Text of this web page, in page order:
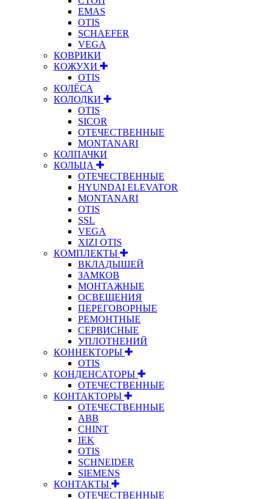
EMAS
OTIS
SCHAEFER
VEGA
КОВРИКИ
КОЖУХИ
OTIS
КОЛЁСА
КОЛОДКИ
OTIS
SICOR
ОТЕЧЕСТВЕННЫЕ
MONTANARI
КОЛПАЧКИ
КОЛЬЦА
ОТЕЧЕСТВЕННЫЕ
HYUNDAI ELEVATOR
MONTANARI
OTIS
SSL
VEGA
XIZI OTIS
КОМПЛЕКТЫ
ВКЛАДЫШЕЙ
ЗАМКОВ
МОНТАЖНЫЕ
ОСВЕЩЕНИЯ
ПЕРЕГОВОРНЫЕ
РЕМОНТНЫЕ
СЕРВИСНЫЕ
УПЛОТНЕНИЙ
КОННЕКТОРЫ
OTIS
КОНДЕНСАТОРЫ
ОТЕЧЕСТВЕННЫЕ
КОНТАКТОРЫ
ОТЕЧЕСТВЕННЫЕ
ABB
CHINT
IEK
OTIS
SCHNEIDER
SIEMENS
КОНТАКТЫ
ОТЕЧЕСТВЕННЫЕ